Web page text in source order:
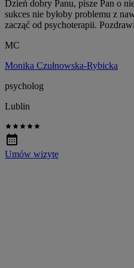
Dzień dobry Panu, pisze Pan o
sukces nie byłoby problemu z
zacząć od psychoterapii.
MC
Monika Czułnowska-Rybicka
psycholog
Lublin
Umów wizytę